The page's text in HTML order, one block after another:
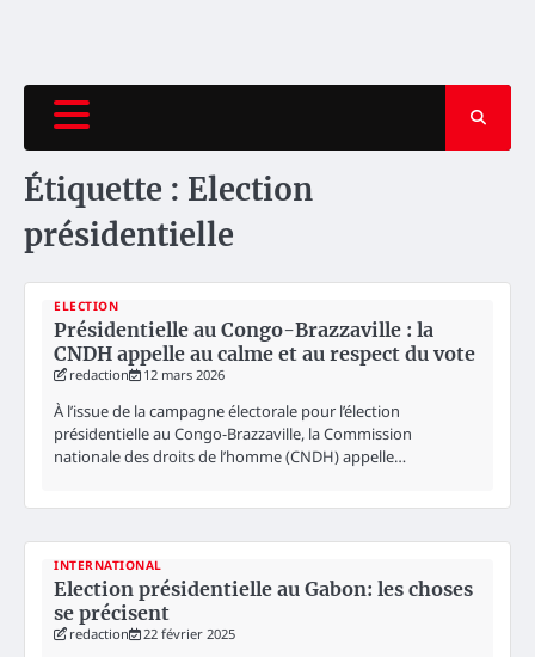
Étiquette : Election
présidentielle
ELECTION
Présidentielle au Congo-Brazzaville : la
CNDH appelle au calme et au respect du vote
redaction 12 mars 2026
À l’issue de la campagne électorale pour l’élection
présidentielle au Congo-Brazzaville, la Commission
nationale des droits de l’homme (CNDH) appelle…
INTERNATIONAL
Election présidentielle au Gabon: les choses
se précisent
redaction 22 février 2025